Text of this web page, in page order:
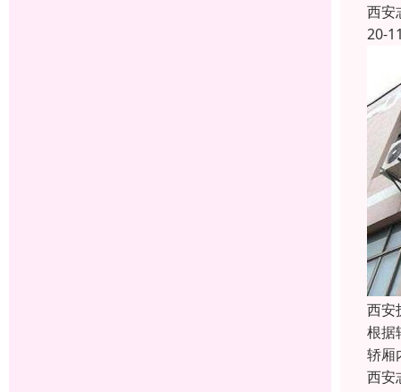
西安
20-
西安
根据
轿厢
西安